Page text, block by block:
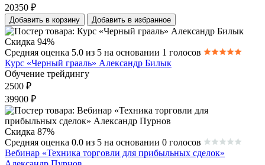
20350 ₽
Добавить в корзину Добавить в избранное
Скидка 94%
Средняя оценка 5.0 из 5 на основании 1 голосов
Курс «Черный грааль» Александр Билык
Обучение трейдингу
2500 ₽
39900 ₽
Скидка 87%
Средняя оценка 0.0 из 5 на основании 0 голосов
Вебинар «Техника торговли для прибыльных сделок»